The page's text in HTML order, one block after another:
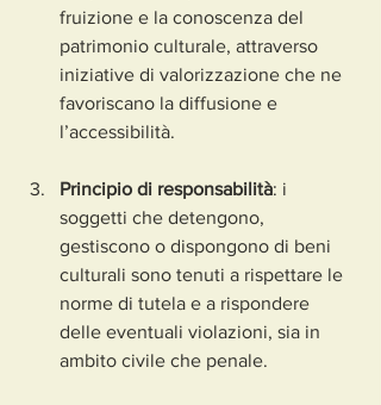
fruizione e la conoscenza del
patrimonio culturale, attraverso
iniziative di valorizzazione che ne
favoriscano la diffusione e
l’accessibilità.
Principio di responsabilità: i
soggetti che detengono,
gestiscono o dispongono di beni
culturali sono tenuti a rispettare le
norme di tutela e a rispondere
delle eventuali violazioni, sia in
ambito civile che penale.